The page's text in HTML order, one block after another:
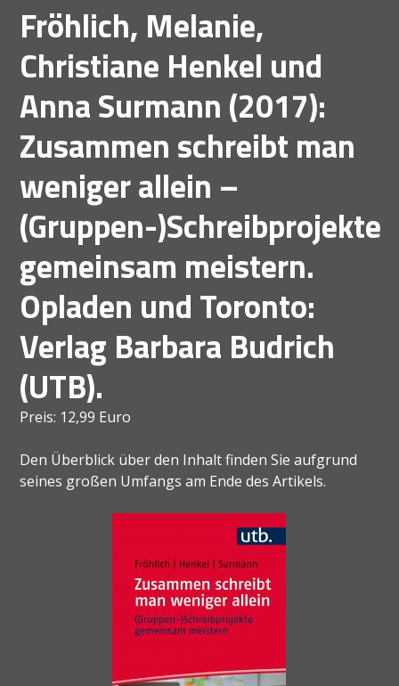
Fröhlich, Melanie,
Christiane Henkel und
Anna Surmann (2017):
Zusammen schreibt man
weniger allein –
(Gruppen-)Schreibprojekte
gemeinsam meistern.
Opladen und Toronto:
Verlag Barbara Budrich
(UTB).
Preis: 12,99 Euro
Den Überblick über den Inhalt finden Sie aufgrund
seines großen Umfangs am Ende des Artikels.